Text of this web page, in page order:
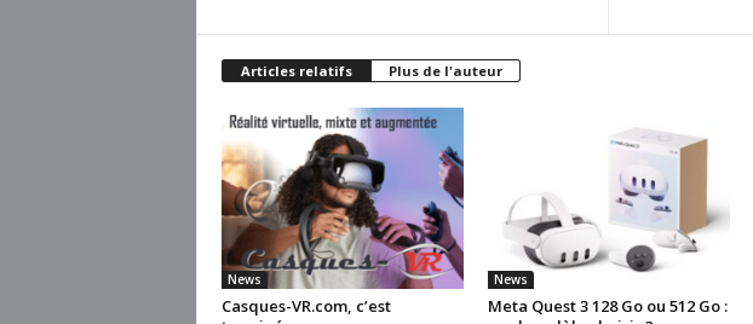
Articles relatifs Plus de l'auteur
News
Casques-VR.com, c’est
News
Meta Quest 3 128 Go ou 512 Go :